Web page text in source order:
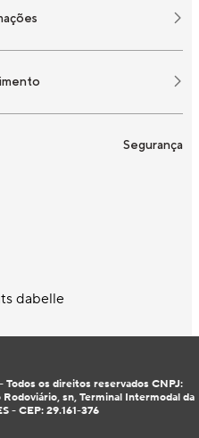
Segurança
os direitos reservados CNPJ:
sn, Terminal Intermodal da
- CEP: 29.161-376